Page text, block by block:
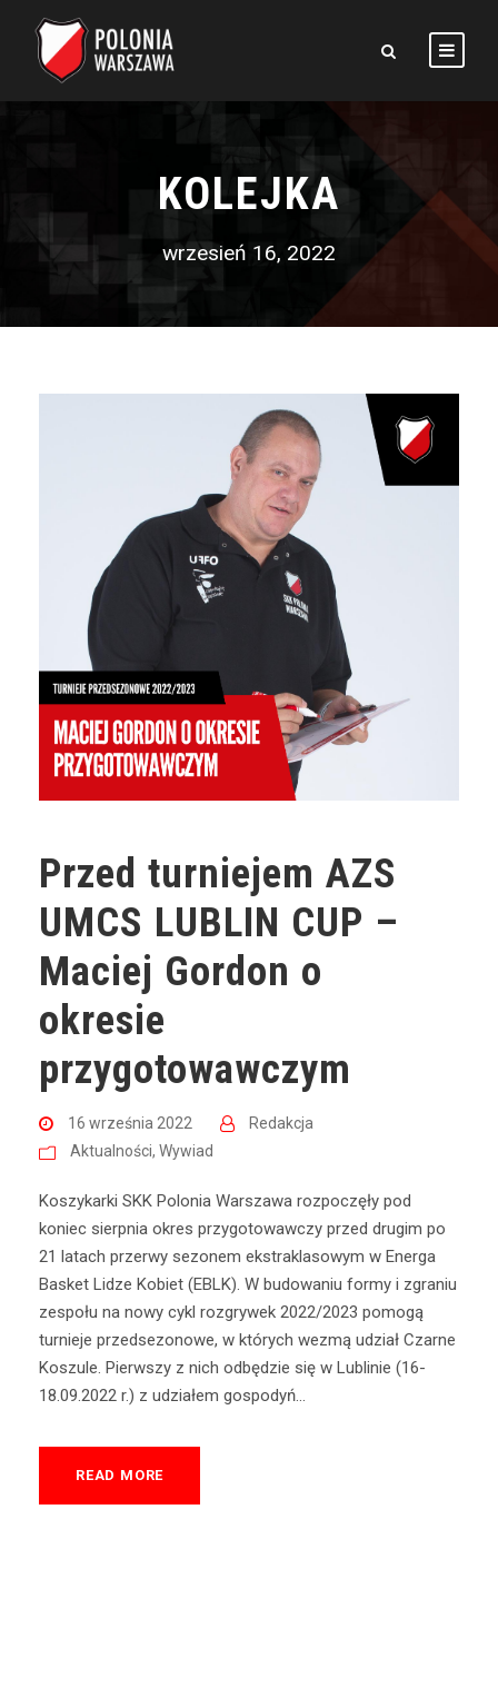
KOLEJKA
wrzesień 16, 2022
Przed turniejem AZS
UMCS LUBLIN CUP –
Maciej Gordon o
okresie
przygotowawczym
16 września 2022
Redakcja
Aktualności, Wywiad
Koszykarki SKK Polonia Warszawa rozpoczęły pod
koniec sierpnia okres przygotowawczy przed drugim po
21 latach przerwy sezonem ekstraklasowym w Energa
Basket Lidze Kobiet (EBLK). W budowaniu formy i zgraniu
zespołu na nowy cykl rozgrywek 2022/2023 pomogą
turnieje przedsezonowe, w których wezmą udział Czarne
Koszule. Pierwszy z nich odbędzie się w Lublinie (16-
18.09.2022 r.) z udziałem gospodyń...
READ MORE